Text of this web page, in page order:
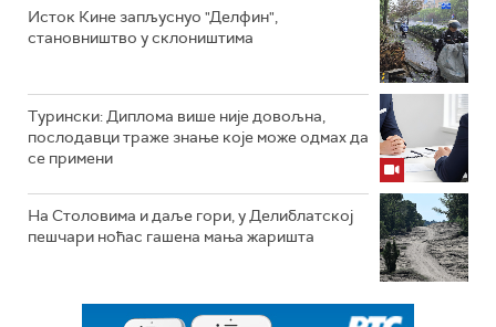
Исток Кине запљуснуо "Делфин",
становништво у склоништима
Турински: Диплома више није довољна,
послодавци траже знање које може одмах да
се примени
На Столовима и даље гори, у Делиблатској
пешчари ноћас гашена мања жаришта